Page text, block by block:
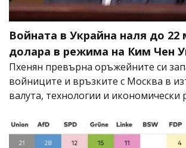
Войната в Украйна наля до 22
долара в режима на Ким Чен
Пхенян превърна оръжейните си
войниците и връзките с Москва в
валута, технологии и икономически